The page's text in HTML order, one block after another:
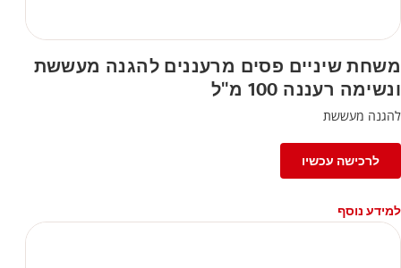
משחת שיניים פסים מרעננים להגנה מעששת
ונשימה רעננה 100 מ"ל
להגנה מעששת
לרכישה עכשיו
למידע נוסף